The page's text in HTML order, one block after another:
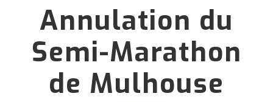
Annulation du
Semi-Marathon
de Mulhouse